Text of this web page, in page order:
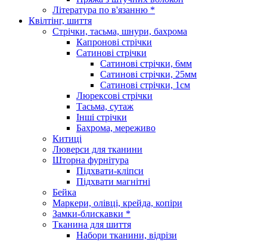
Література по в'язанню *
Квілтінг, шиття
Стрічки, тасьма, шнури, бахрома
Капронові стрічки
Сатинові стрічки
Сатинові стрічки, 6мм
Сатинові стрічки, 25мм
Сатинові стрічки, 1см
Люрексові стрічки
Тасьма, сутаж
Інші стрічки
Бахрома, мереживо
Китиці
Люверси для тканини
Шторна фурнітура
Підхвати-кліпси
Підхвати магнітні
Бейка
Маркери, олівці, крейда, копіри
Замки-блискавки *
Тканина для шиття
Набори тканини, відрізи